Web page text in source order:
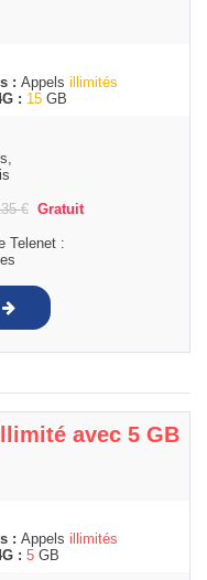
: Appels illimités
: 15 GB
€ Gratuit
Telenet :
avec 5 GB
: Appels illimités
: 5 GB